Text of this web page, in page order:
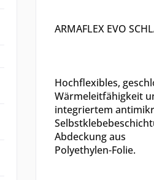
ARMAFLEX EVO
Hochflexibles,
Wärmeleitfähigkeit
integriertem
Abdeckung aus
Polyethylen-Folie.